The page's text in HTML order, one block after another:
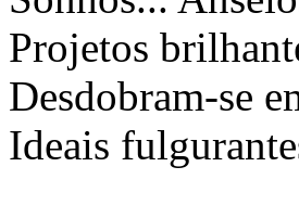
Projetos
Desdobram-se
Ideais